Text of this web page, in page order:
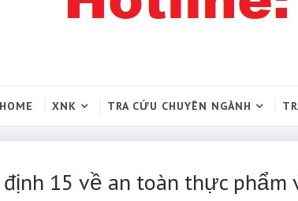
HOME XNK TRA CỨU CHUYÊN NGÀNH
định 15 về an toàn thực